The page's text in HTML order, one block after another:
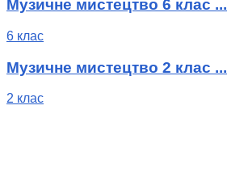
Музичне мистецтво 6 клас ...
6 клас
Музичне мистецтво 2 клас ...
2 клас